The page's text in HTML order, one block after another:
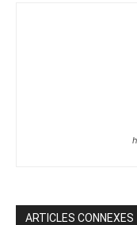
ARTICLES CONNEXES